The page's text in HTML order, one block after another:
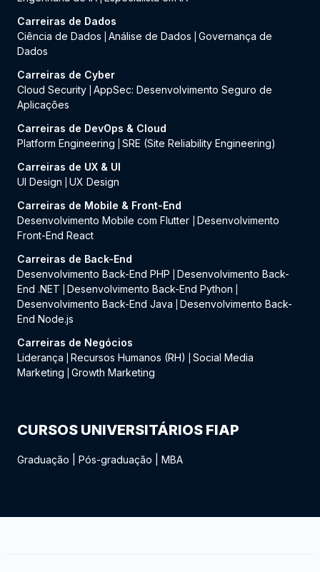
Carreiras de Dados
Ciência de Dados
Análise de Dados
Governança de
Dados
Carreiras de Cyber
Cloud Security AppSec: Desenvolvimento Seguro de
Aplicações
Carreiras de DevOps & Cloud
Platform Engineering
SRE (Site Reliability Engineering)
Carreiras de UX & UI
UI Design
UX Design
Carreiras de Mobile & Front-End
Desenvolvimento Mobile com Flutter
Desenvolvimento
Front-End React
Carreiras de Back-End
Desenvolvimento Back-End PHP
Desenvolvimento Back-
End .NET
Desenvolvimento Back-End Python
Desenvolvimento Back-End Java
Desenvolvimento Back-
End Node.js
Carreiras de Negócios
Liderança
Recursos Humanos (RH)
Social Media
Marketing
Growth Marketing
CURSOS UNIVERSITÁRIOS FIAP
Graduação Pós-graduação MBA